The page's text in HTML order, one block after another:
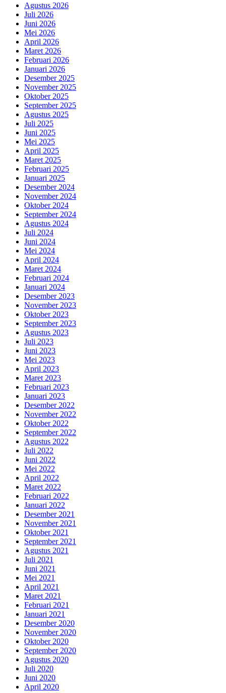
Agustus 2026
Juli 2026
Juni 2026
Mei 2026
April 2026
Maret 2026
Februari 2026
Januari 2026
Desember 2025
November 2025
Oktober 2025
September 2025
Agustus 2025
Juli 2025
Juni 2025
Mei 2025
April 2025
Maret 2025
Februari 2025
Januari 2025
Desember 2024
November 2024
Oktober 2024
September 2024
Agustus 2024
Juli 2024
Juni 2024
Mei 2024
April 2024
Maret 2024
Februari 2024
Januari 2024
Desember 2023
November 2023
Oktober 2023
September 2023
Agustus 2023
Juli 2023
Juni 2023
Mei 2023
April 2023
Maret 2023
Februari 2023
Januari 2023
Desember 2022
November 2022
Oktober 2022
September 2022
Agustus 2022
Juli 2022
Juni 2022
Mei 2022
April 2022
Maret 2022
Februari 2022
Januari 2022
Desember 2021
November 2021
Oktober 2021
September 2021
Agustus 2021
Juli 2021
Juni 2021
Mei 2021
April 2021
Maret 2021
Februari 2021
Januari 2021
Desember 2020
November 2020
Oktober 2020
September 2020
Agustus 2020
Juli 2020
Juni 2020
April 2020